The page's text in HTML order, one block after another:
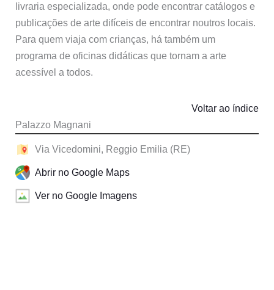
livraria especializada, onde pode encontrar catálogos e
publicações de arte difíceis de encontrar noutros locais.
Para quem viaja com crianças, há também um
programa de oficinas didáticas que tornam a arte
acessível a todos.
Palazzo Magnani
Voltar ao índice
Via Vicedomini, Reggio Emilia (RE)
Abrir no Google Maps
Ver no Google Imagens